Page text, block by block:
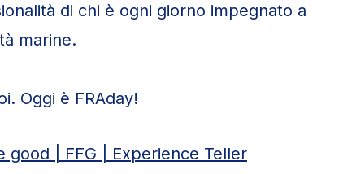
di chi è ogni giorno impegnato a
marine.
Oggi è FRAday!
good | FFG | Experience Teller